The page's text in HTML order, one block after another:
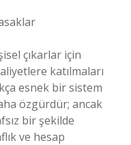
çıkarlar için
katılmaları
esnek bir sistem
özgürdür; ancak
bir şekilde
ve hesap